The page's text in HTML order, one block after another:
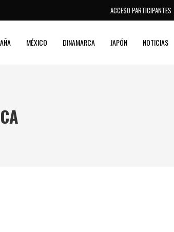
ACCESO PARTICIPANTES
MÉXICO DINAMARCA JAPÓN NOTICIAS